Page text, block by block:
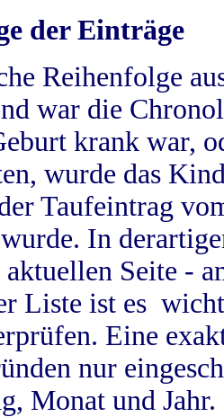
der Einträge
Reihenfolge
war die
krank war,
wurde das
Taufeintrag
In
Seite -
Liste ist es
Eine
nur
Monat und Jahr.